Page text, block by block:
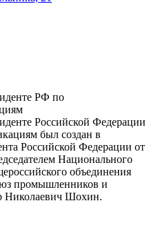
РФ по
Российской Федерации
был создан в
Российской Федерации от
Национального
объединения
промышленников и
Николаевич Шохин.